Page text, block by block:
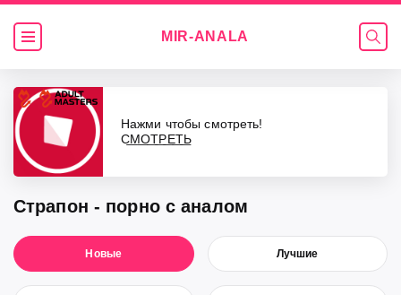
MIR-ANALA
Страпон - порно с аналом
Новые Лучшие
Нажми чтобы смотреть!
С͟М͟О͟Т͟Р͟Е͟Т͟Ь